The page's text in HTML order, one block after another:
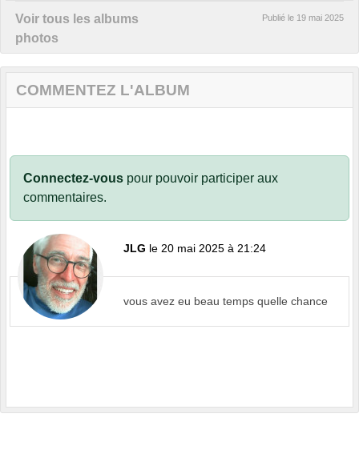
Voir tous les albums
photos
Publié le 19 mai 2025
COMMENTEZ L'ALBUM
Connectez-vous pour pouvoir participer aux
commentaires.
JLG le 20 mai 2025 à 21:24
vous avez eu beau temps quelle chance